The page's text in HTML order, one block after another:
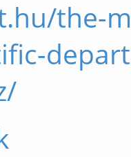
the-